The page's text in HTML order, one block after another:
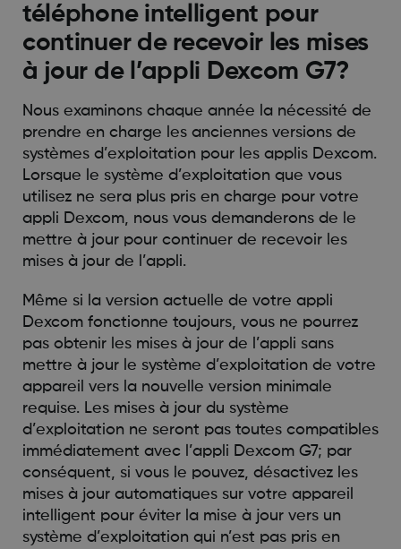
téléphone intelligent pour
continuer de recevoir les mises
à jour de l’appli Dexcom G7?
Nous examinons chaque année la nécessité de
prendre en charge les anciennes versions de
systèmes d’exploitation pour les applis Dexcom.
Lorsque le système d’exploitation que vous
utilisez ne sera plus pris en charge pour votre
appli Dexcom, nous vous demanderons de le
mettre à jour pour continuer de recevoir les
mises à jour de l’appli.
Même si la version actuelle de votre appli
Dexcom fonctionne toujours, vous ne pourrez
pas obtenir les mises à jour de l’appli sans
mettre à jour le système d’exploitation de votre
appareil vers la nouvelle version minimale
requise. Les mises à jour du système
d’exploitation ne seront pas toutes compatibles
immédiatement avec l’appli Dexcom G7; par
conséquent, si vous le pouvez, désactivez les
mises à jour automatiques sur votre appareil
intelligent pour éviter la mise à jour vers un
système d’exploitation qui n’est pas pris en